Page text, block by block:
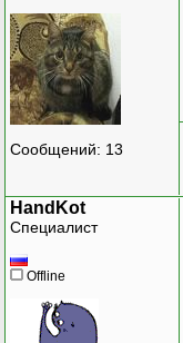
Сообщений: 13
HandKot
Специалист
Offline